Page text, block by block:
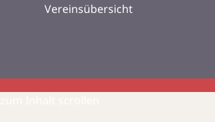
Vereinsübersicht